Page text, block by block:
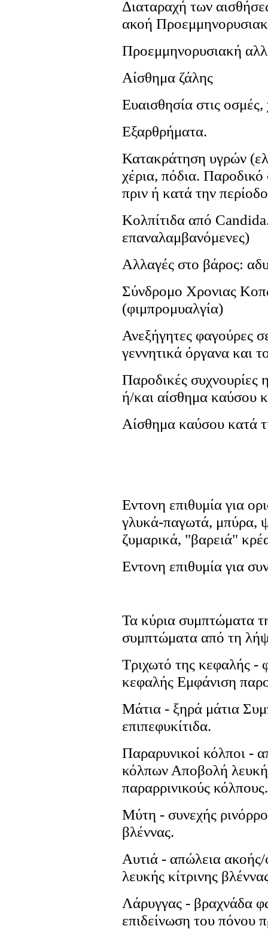
Διαταραχή των
ακοή
Προεμμηνορυσιακή
Αίσθημα ζάλης
Ευαισθησία στις
Εξαρθρήματα.
Κατακράτηση υγρών
χέρια, πόδια. Παροδικό
πριν ή κατά την
Κολπίτιδα από
επαναλαμβανόμενες)
Αλλαγές στο βάρος:
Σύνδρομο Χρονιας
(φιμπρομυαλγία)
Ανεξήγητες φαγούρες
γεννητικά όργανα και
Παροδικές συχνουρίες
ή/και αίσθημα καύσου
Αίσθημα καύσου κατά
Εντονη επιθυμία για
γλυκά-παγωτά, μπύρα,
ζυμαρικά, "βαρειά"
Εντονη επιθυμία για
Τα κύρια συμπτώματα
συμπτώματα από τη
Τριχωτό της κεφαλής -
κεφαλής Εμφάνιση
Μάτια - ξηρά μάτια
επιπεφυκίτιδα.
Παραρυνικοί κόλποι -
κόλπων Αποβολή
παραρρινικούς κόλπους.
Μύτη - συνεχής
βλέννας.
Αυτιά - απώλεια
λευκής κίτρινης
Λάρυγγας - βραχνάδα
επιδείνωση του πόνου